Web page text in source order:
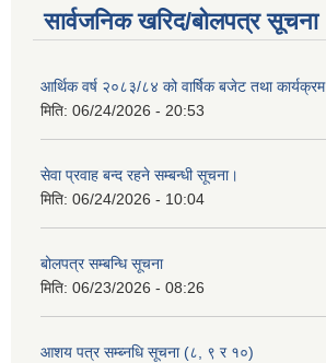
सार्वजनिक खरिद/बोलपत्र सूचना
आर्थिक वर्ष २०८३/८४ को वार्षिक बजेट तथा कार्यक्रम
मिति: 06/24/2026 - 20:53
सेवा प्रवाह बन्द रहने सम्बन्धी सूचना।
मिति: 06/24/2026 - 10:04
बोलपत्र सम्बन्धि सूचना
मिति: 06/23/2026 - 08:26
आशय पत्र सम्ब्नधि सूचना (८, ९ र १०)